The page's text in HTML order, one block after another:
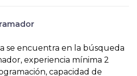
se encuentra en la búsqueda
experiencia mínima 2
capacidad de